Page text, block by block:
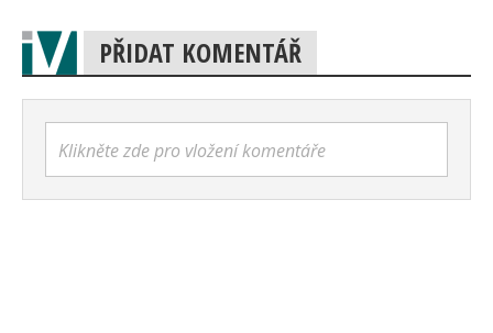
PŘIDAT KOMENTÁŘ
Klikněte zde pro vložení komentáře